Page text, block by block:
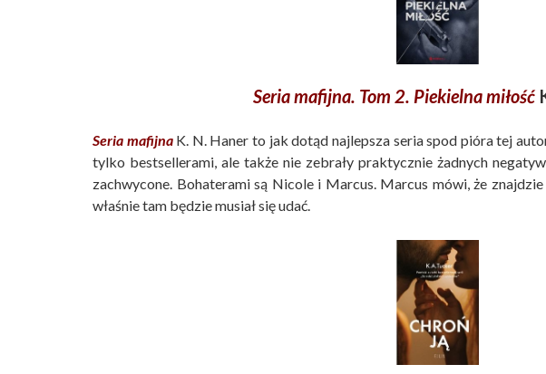
Seria mafijna. Tom 2. Piekielna miłość
Seria mafijnaK. N. Haner to jak dotąd najlepsza seria spod pióra tej
tylko bestsellerami, ale także nie zebrały praktycznie żadnych
zachwycone. Bohaterami są Nicole i Marcus. Marcus mówi, że
właśnie tam będzie musiał się udać.